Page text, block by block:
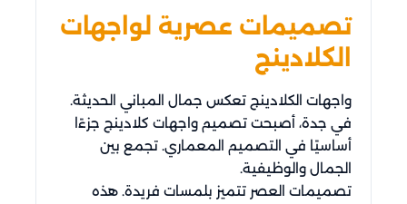
تصميمات عصرية لواجهات
الكلادينج
واجهات الكلادينج تعكس جمال المباني الحديثة.
في جدة، أصبحت تصميم واجهات كلادينج جزءًا
أساسيًا في التصميم المعماري. تجمع بين
الجمال والوظيفية.
تصميمات العصر تتميز بلمسات فريدة. هذه